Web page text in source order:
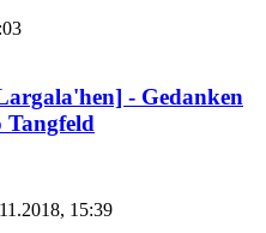
- Gedanken
Tangfeld
15:39